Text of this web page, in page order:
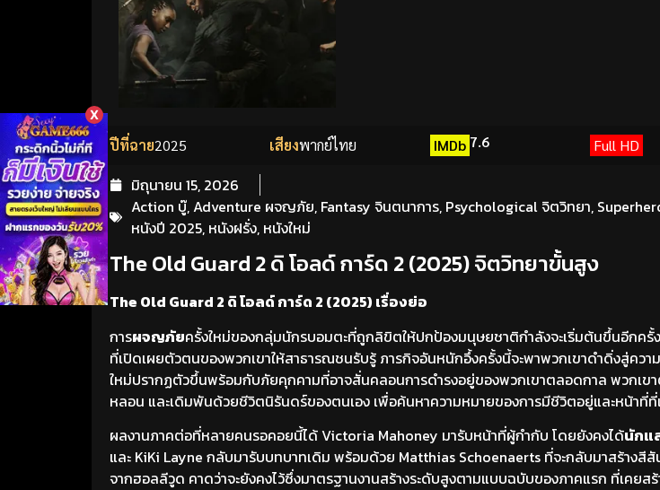
ปีที่ฉาย2025 เสียงพากย์ไทย IMDb7.6 Full HD
มิถุนายน 15, 2026
Action บู๊,Adventure ผจญภัย, Fantasy จินตนาการ, Psychological จิตวิทยา,
หนังปี 2025, หนังฝรั่ง, หนังใหม่
The Old Guard 2 ดิ โอลด์ การ์ด 2 (2025) จิตวิทยาขั้นสูง
The Old Guard 2 ดิ โอลด์ การ์ด 2 (2025) เรื่องย่อ
การผจญภัยครั้งใหม่ของกลุ่มนักรบอมตะที่ถูกลิขิตให้ปกป้องมนุษยชาติกำลังจะเริ่มต้นขึ้นอีกค
ที่เปิดเผยตัวตนของพวกเขาให้สาธารณชนรับรู้ ภารกิจอันหนักอึ้งครั้งนี้จะพาพวกเขาดำดิ่งสู่คว
ใหม่ปรากฏตัวขึ้นพร้อมกับภัยคุกคามที่อาจสั่นคลอนการดำรงอยู่ของพวกเขาตลอดกาล พวกเ
หลอน และเดิมพันด้วยชีวิตนิรันดร์ของตนเอง เพื่อค้นหาความหมายของการมีชีวิตอยู่และหน้าที่ที่
ผลงานภาคต่อที่หลายคนรอคอยนี้ได้ Victoria Mahoney มารับหน้าที่ผู้กำกับ โดยยังคงได้นักแ
และ KiKi Layne กลับมารับบทบาทเดิม พร้อมด้วย Matthias Schoenaerts ที่จะกลับมาสร้างสี
จากฮอลลีวูด คาดว่าจะยังคงไว้ซึ่งมาตรฐานงานสร้างระดับสูงตามแบบฉบับของภาคแรก ที่เคยส
X